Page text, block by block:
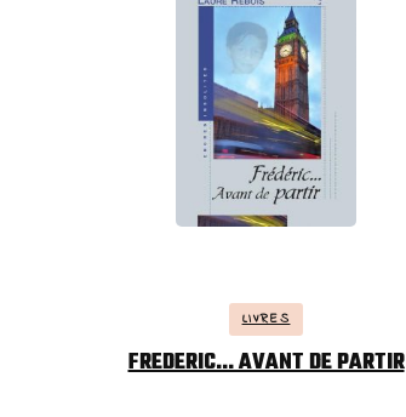
LIVRES
FREDERIC… AVANT DE PARTIR